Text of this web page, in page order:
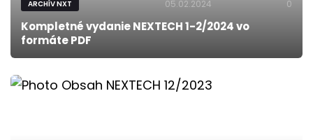
ARCHÍV NXT 05.02.2024 0
Kompletné vydanie NEXTECH 1-2/2024 vo
formáte PDF